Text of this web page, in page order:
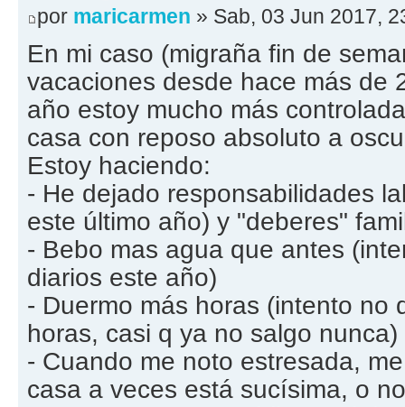
por maricarmen » Sab, 03 Jun 2017,
En mi caso (migraña fin de
vacaciones desde hace más de
año estoy mucho más
casa con reposo absoluto a
Estoy haciendo:
- He dejado responsabilidades
este último año) y "deberes"
- Bebo mas agua que antes
diarios este año)
- Duermo más horas (intento no
horas, casi q ya no salgo nunca)
- Cuando me noto estresada,
casa a veces está sucísima, o